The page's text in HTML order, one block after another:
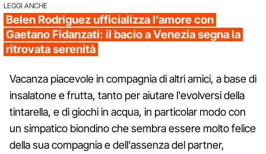
LEGGI ANCHE
Belen Rodriguez ufficializza l’amore con
Gaetano Fidanzati: il bacio a Venezia segna la
ritrovata serenità
Vacanza piacevole in compagnia di altri amici, a base di
insalatone e frutta, tanto per aiutare l'evolversi della
tintarella, e di giochi in acqua, in particolar modo con
un simpatico biondino che sembra essere molto felice
della sua compagnia e dell'assenza del partner,